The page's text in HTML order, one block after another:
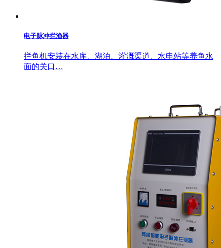
电子脉冲拦渔器
拦鱼机安装在水库、湖泊、灌溉渠道、水电站等养鱼水
面的关口…